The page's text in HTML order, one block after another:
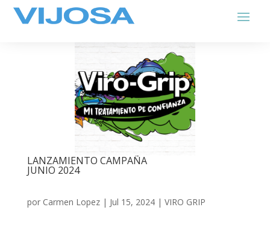
LANZAMIENTO CAMPAÑA
JUNIO 2024
por Carmen Lopez| Jul 15, 2024| VIRO GRIP